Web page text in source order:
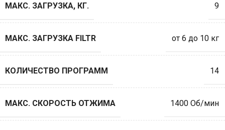
МАКС. ЗАГРУЗКА, КГ. 9
МАКС. ЗАГРУЗКА FILTR от 6 до 10 кг
КОЛИЧЕСТВО ПРОГРАММ 14
МАКС. СКОРОСТЬ ОТЖИМА 1400 Об/мин